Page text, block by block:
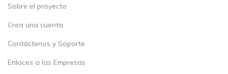
Sobre el proyecto
Crea una cuenta
Contáctenos y Soporte
Enlaces a las Empresas